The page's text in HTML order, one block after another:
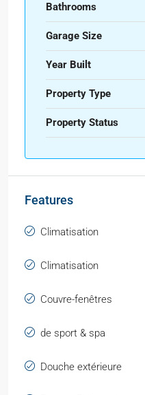
Bathrooms
Garage Size
Year Built
Property Type
Property Status
Features
Climatisation
Climatisation
Couvre-fenêtres
de sport & spa
Douche extérieure